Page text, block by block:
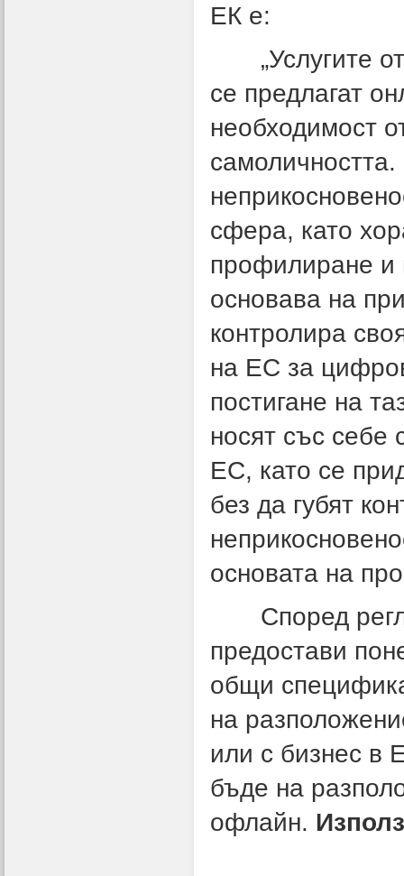
ЕК е:
„Услугите от
се предлагат
необходимост
сфера, като
профилиране и
основава на
контролира
на ЕС за
постигане на
носят със себе
ЕС, като се
без да губят
основата на
Според
предостави
общи
на
или с бизнес в
бъде на
офлайн.